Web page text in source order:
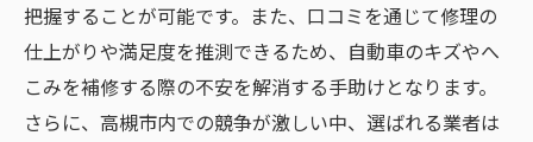
把握することが可能です。また、口コミを通じて修理の
仕上がりや満足度を推測できるため、自動車のキズやへ
こみを補修する際の不安を解消する手助けとなります。
さらに、高槻市内での競争が激しい中、選ばれる業者は